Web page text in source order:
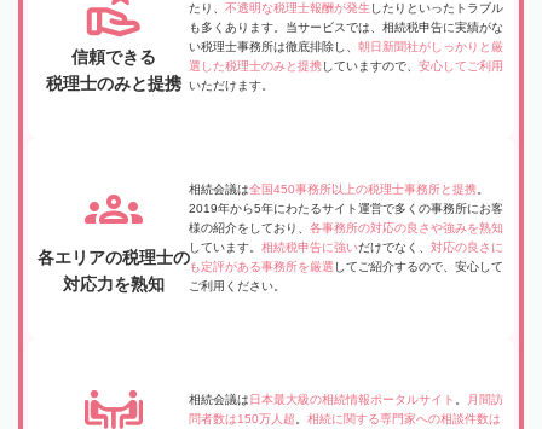
信頼できる
税理士のみと提携
たり、 不透明な税理士報酬が発生 したりといったトラブル
も多くあります。当サービスでは、相続税申告に実績がな
い税理士事務所は徹底排除し、 朝日新聞社がしっかりと厳
選した税理士のみと提携していますので、 安心してご利用
いただけます。
各エリアの税理士の
対応力を熟知
相続会議は全国450事務所以上の税理士事務所と提携
2019年から5年にわたるサイト運営で多くの事務所にお客
様の紹介をしており、 各事務所の対応の良さや強みを熟知
しています。 相続税申告に強いだけでなく、 対応の良さに
も定評がある事務所を厳選 してご紹介するので、安心して
ご利用ください。
相続会議は 日本最大級の相続情報ポータルサイト
月間訪
問者数は150万人超
相続に関する専門家への相談件数は